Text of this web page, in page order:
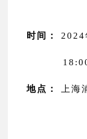
时间： 2024
18:00-
地点： 上海